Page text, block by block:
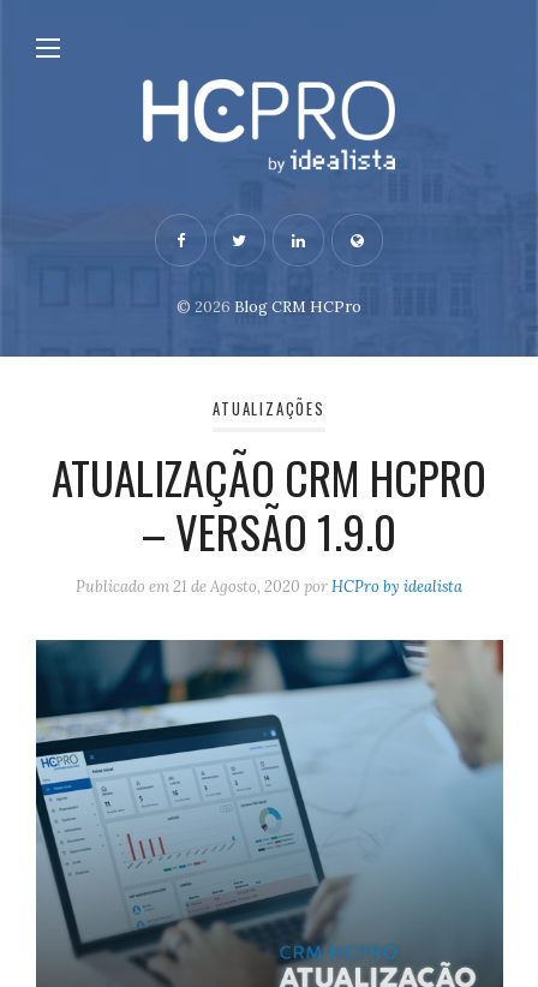
© 2026 Blog CRM HCPro
ATUALIZAÇÕES
ATUALIZAÇÃO CRM HCPRO
– VERSÃO 1.9.0
Publicado em21 de Agosto, 2020 porHCPro by idealista